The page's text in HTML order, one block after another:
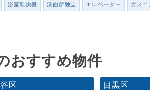
浴室乾燥機 洗面所独立 エレベーター ガスコ
おすすめ物件
区 目黒区